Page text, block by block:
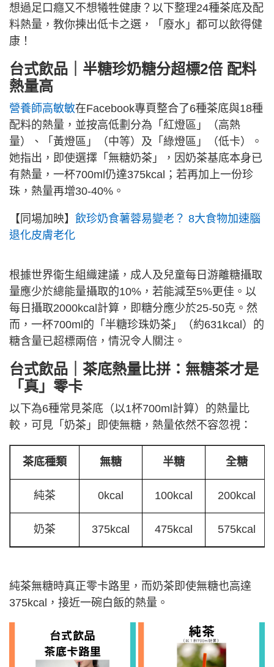
想過足口癮又不想犧牲健康？以下整理24種茶底及配
料熱量，教你揀出低卡之選，「廢水」都可以飲得健
康！
台式飲品｜半糖珍奶糖分超標2倍 配料
熱量高
營養師高敏敏在Facebook專頁整合了6種茶底與18種
配料的熱量，並按高低劃分為「紅燈區」（高熱
量）、「黃燈區」（中等）及「綠燈區」（低卡）。
她指出，即使選擇「無糖奶茶」，因奶茶基底本身已
有熱量，一杯700ml仍達375kcal；若再加上一份珍
珠，熱量再增30-40%。
【同場加映】 飲珍奶食薯蓉易變老？ 8大食物加速腦
退化皮膚老化
根據世界衞生組織建議，成人及兒童每日游離糖攝取
量應少於總能量攝取的10%，若能減至5%更佳。以
每日攝取2000kcal計算，即糖分應少於25-50克。然
而，一杯700ml的「半糖珍珠奶茶」（約631kcal）的
糖含量已超標兩倍，情況令人關注。
台式飲品｜茶底熱量比拼：無糖茶才是
「真」零卡
以下為6種常見茶底（以1杯700ml計算）的熱量比
較，可見「奶茶」即使無糖，熱量依然不容忽視：
茶底種類 無糖 半糖 全糖
純茶 0kcal 100kcal 200kcal
奶茶 375kcal 475kcal 575kcal
純茶無糖時真正零卡路里，而奶茶即使無糖也高達
375kcal，接近一碗白飯的熱量。